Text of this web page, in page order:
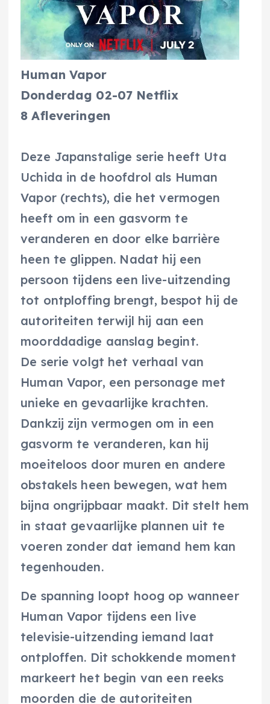
Human Vapor
Donderdag 02-07 Netflix
8 Afleveringen
Deze Japanstalige serie heeft Uta
Uchida in de hoofdrol als Human
Vapor (rechts), die het vermogen
heeft om in een gasvorm te
veranderen en door elke barrière
heen te glippen. Nadat hij een
persoon tijdens een live-uitzending
tot ontploffing brengt, bespot hij de
autoriteiten terwijl hij aan een
moorddadige aanslag begint.
De serie volgt het verhaal van
Human Vapor, een personage met
unieke en gevaarlijke krachten.
Dankzij zijn vermogen om in een
gasvorm te veranderen, kan hij
moeiteloos door muren en andere
obstakels heen bewegen, wat hem
bijna ongrijpbaar maakt. Dit stelt hem
in staat gevaarlijke plannen uit te
voeren zonder dat iemand hem kan
tegenhouden.
De spanning loopt hoog op wanneer
Human Vapor tijdens een live
televisie-uitzending iemand laat
ontploffen. Dit schokkende moment
markeert het begin van een reeks
moorden die de autoriteiten